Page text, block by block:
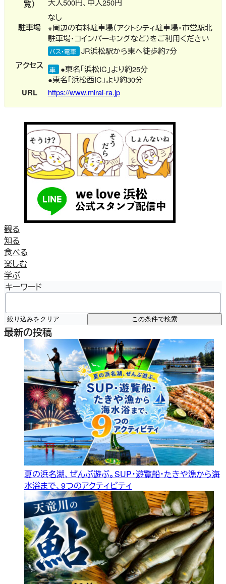
覧） 大人500円、中人250円
駐車場
なし
※周辺の有料駐車場（アクトシティ駐車場・市営駅北
駐車場・コインパーキングなど）をご利用ください
アクセス
バス・電車 JR浜松駅から東へ徒歩約7分
車
●東名「浜松IC」より約25分
●東名「浜松西IC」より約30分
URL https://www.mirai-ra.jp
観る
知る
食べる
楽しむ
学ぶ
キーワード
絞り込みをクリア この条件で検索
最新の投稿
夏の浜名湖、ぜんぶ遊ぶ。SUP・遊覧船・たきや漁から海
水浴まで、9つのアクティビティ